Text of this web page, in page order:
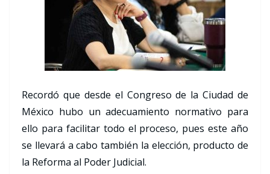
Recordó que desde el Congreso de la Ciudad de
México hubo un adecuamiento normativo para
ello para facilitar todo el proceso, pues este año
se llevará a cabo también la elección, producto de
la Reforma al Poder Judicial.